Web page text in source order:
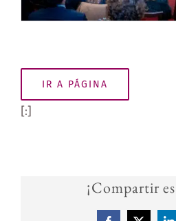
IR A PÁGINA
[:]
¡Compartir